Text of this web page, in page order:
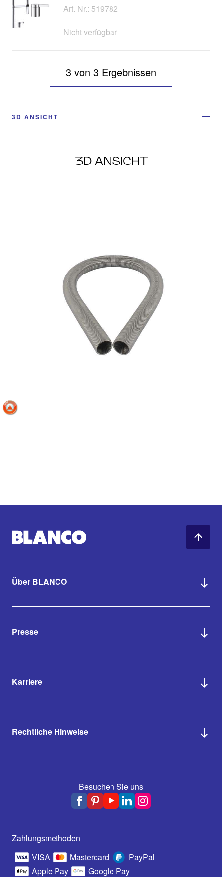
Art. Nr.: 519782
Nicht verfügbar
3 von 3 Ergebnissen
3D ANSICHT
3D ANSICHT
Über BLANCO
Presse
Karriere
Rechtliche Hinweise
Besuchen Sie uns
Zahlungsmethoden
VISA
Mastercard
PayPal
Apple Pay
Google Pay